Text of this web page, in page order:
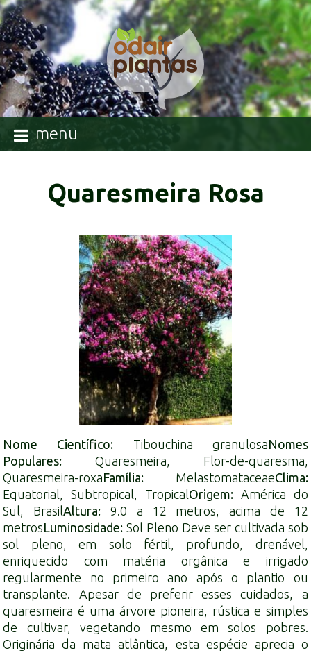
menu
Quaresmeira Rosa
Nome Científico: Tibouchina granulosaNomes
Populares: Quaresmeira, Flor-de-quaresma,
Quaresmeira-roxaFamília: MelastomataceaeClima:
Equatorial, Subtropical, TropicalOrigem: América do
Sul, BrasilAltura: 9.0 a 12 metros, acima de 12
metrosLuminosidade: Sol Pleno Deve ser cultivada sob
sol pleno, em solo fértil, profundo, drenável,
enriquecido com matéria orgânica e irrigado
regularmente no primeiro ano após o plantio ou
transplante. Apesar de preferir esses cuidados, a
quaresmeira é uma árvore pioneira, rústica e simples
de cultivar, vegetando mesmo em solos pobres.
Originária da mata atlântica, esta espécie aprecia o